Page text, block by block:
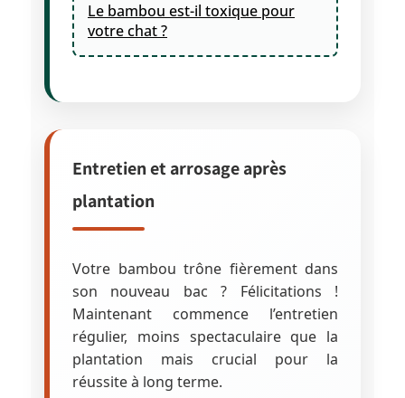
Le bambou est-il toxique pour
votre chat ?
Entretien et arrosage après
plantation
Votre bambou trône fièrement dans
son nouveau bac ? Félicitations !
Maintenant commence l’entretien
régulier, moins spectaculaire que la
plantation mais crucial pour la
réussite à long terme.